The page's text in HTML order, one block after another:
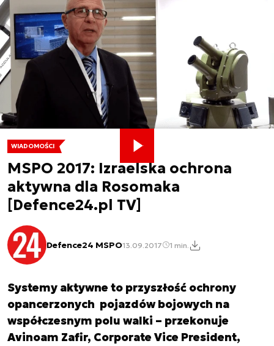
WIADOMOŚCI
MSPO 2017: Izraelska ochrona
aktywna dla Rosomaka
[Defence24.pl TV]
Defence24 MSPO13.09.2017 1 min.
Systemy aktywne to przyszłość ochrony
opancerzonych pojazdów bojowych na
współczesnym polu walki – przekonuje
Avinoam Zafir, Corporate Vice President,